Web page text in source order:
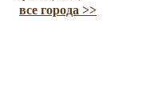
все города >>